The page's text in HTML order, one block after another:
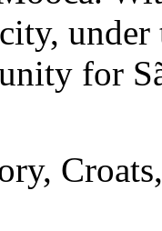
for